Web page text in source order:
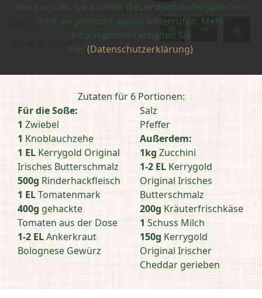
von Cookies. Sie können dieser auch widersprechen
oder sie jederzeit später widerrufen. Mehr
Informationen erhalten Sie
hier (Datenschutzerklärung).
Zucchini Lasagne
Zubereitungszeit:
85 Min Schwierigkeit:
mittel
Zutaten für 6 Portionen:
Für die Soße:
1 Zwiebel
1 Knoblauchzehe
1 EL Kerrygold Original
Irisches Butterschmalz
500g Rinderhackfleisch
1 ELTomatenmark
400g gehackte
Tomaten aus der Dose
1-2 ELAnkerkraut
Bolognese Gewürz
Salz
Pfeffer
Außerdem:
1kg Zucchini
1-2 EL Kerrygold
Original Irisches
Butterschmalz
200g Kräuterfrischkäse
1 Schuss Milch
150g Kerrygold
Original Irischer
Cheddar gerieben